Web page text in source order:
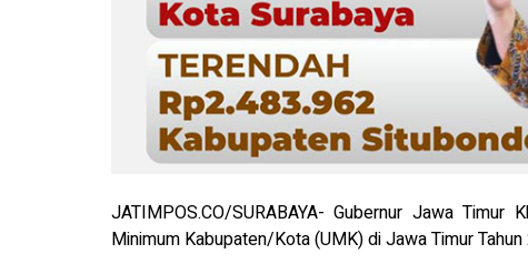
JATIMPOS.CO/SURABAYA- Gubernur Jawa
Minimum Kabupaten/Kota (UMK) di Jawa Timur